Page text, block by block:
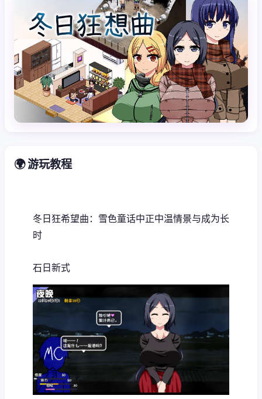
🌍 游玩教程
冬日狂希望曲：雪色童话中正中温情景与成为长
时
石日新式